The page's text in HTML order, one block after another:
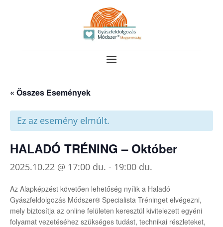
« Összes Események
Ez az esemény elmúlt.
HALADÓ TRÉNING – Október
2025.10.22 @ 17:00 du. - 19:00 du.
Az Alapképzést követően lehetőség nyílik a Haladó
Gyászfeldolgozás Módszer® Specialista Tréninget elvégezni,
mely biztosítja az online felületen keresztül kivitelezett egyéni
folyamat vezetéséhez szükséges tudást, technikai részleteket,